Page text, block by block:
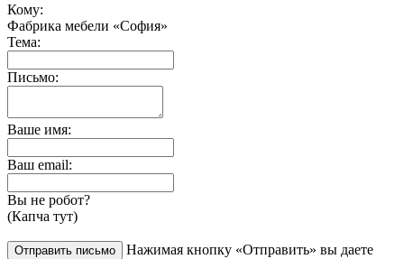
Кому:
Фабрика мебели «София»
Тема:
Письмо:
Ваше имя:
Ваш email:
Вы не робот?
(Капча тут)
Нажимая кнопку «Отправить» вы даете